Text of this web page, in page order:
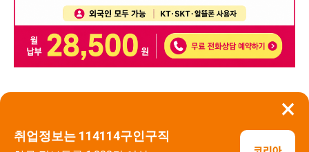
×
취업정보는 114114구인구직